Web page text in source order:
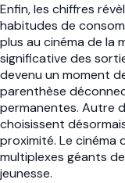
Enfin, les chiffres
habitudes de
plus au cinéma de la
significative des
devenu un moment
parenthèse
permanentes. Autre
choisissent
proximité. Le cinéma
multiplexes géants
jeunesse.